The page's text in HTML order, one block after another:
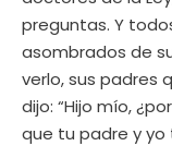
preguntas. Y
asombrados de
verlo, sus padres
dijo: “Hijo mío,
que tu padre y yo